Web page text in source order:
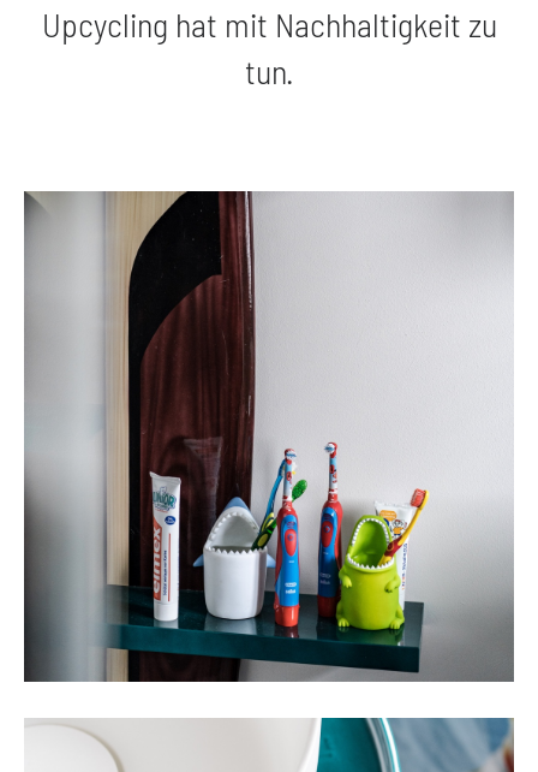
Upcycling hat mit Nachhaltigkeit zu
tun.